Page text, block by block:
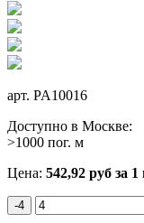
арт. PA10016
Доступно в Москве:
>1000 пог. м
Цена: 542,92 руб за 1
-4